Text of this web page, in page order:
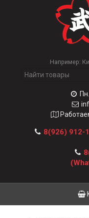
Например:
8(926) 912-